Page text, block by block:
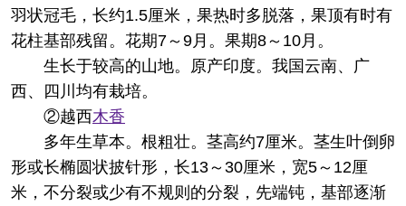
羽状冠毛，长约1.5厘米，果热时多脱落，果顶有时有
花柱基部残留。花期7～9月。果期8～10月。
生长于较高的山地。原产印度。我国云南、广
西、四川均有栽培。
②越西木香
多年生草本。根粗壮。茎高约7厘米。茎生叶倒卵
形或长椭圆状披针形，长13～30厘米，宽5～12厘
米，不分裂或少有不规则的分裂，先端钝，基部逐渐